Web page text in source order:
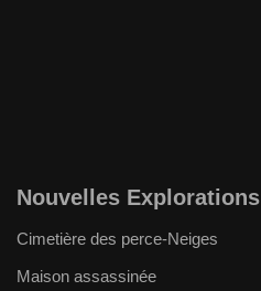
Nouvelles Explorations
Cimetière des perce-Neiges
Maison assassinée